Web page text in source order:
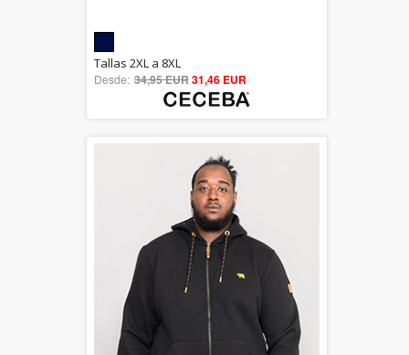
5.00
out of 5
Tallas 2XL a 8XL
Desde: 34,95 EUR31,46 EUR